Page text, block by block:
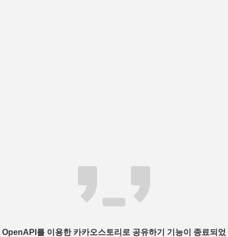
OpenAPI를 이용한 카카오스토리로 공유하기 기능이 종료되었